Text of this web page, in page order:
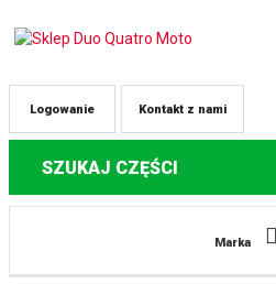
Kontakt z nami
Logowanie
SZUKAJ CZĘŚCI
Marka
Części do quadów Honda